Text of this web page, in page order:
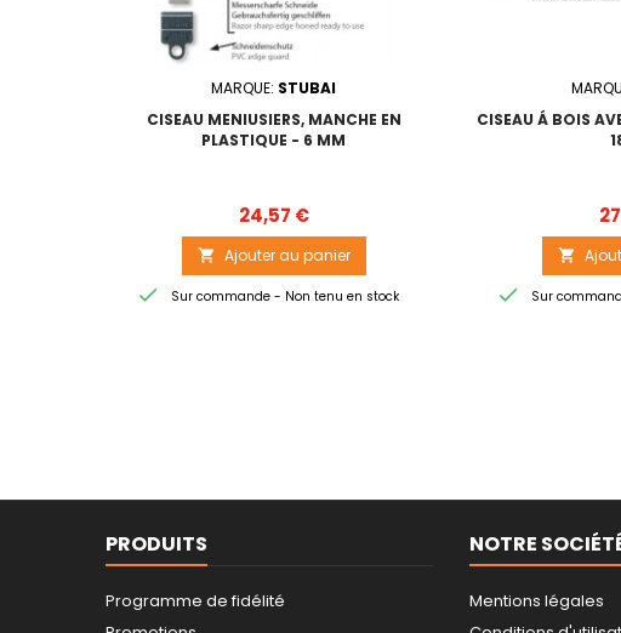
MARQUE: STUBAI
CISEAU MENIUSIERS, MANCHE EN
PLASTIQUE - 6 MM
Prix
24,57 €
 Ajouter au panier
 Sur commande - Non tenu en stock
CISEAU Á BOIS

 Sur
PRODUITS
Programme de fidélité
NOTRE
Mentions légales